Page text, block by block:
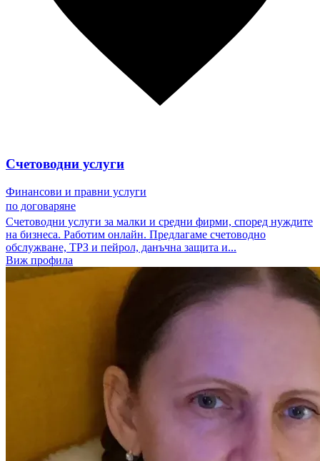
Счетоводни услуги
Финансови и правни услуги
по договаряне
Счетоводни услуги за малки и средни фирми, според нуждите
на бизнеса. Работим онлайн. Предлагаме счетоводно
обслужване, ТРЗ и пейрол, данъчна защита и...
Виж профила